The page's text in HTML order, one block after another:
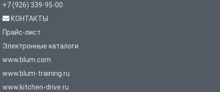
+7 (926) 339-95-00
КОНТАКТЫ
Прайс-лист
Электронные каталоги
www.blum.com
www.blum-training.ru
www.kitchen-drive.ru